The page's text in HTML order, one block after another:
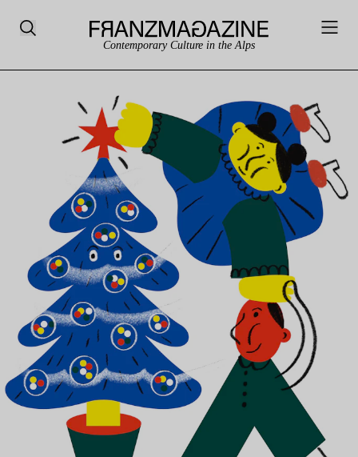
Contemporary Culture in the Alps